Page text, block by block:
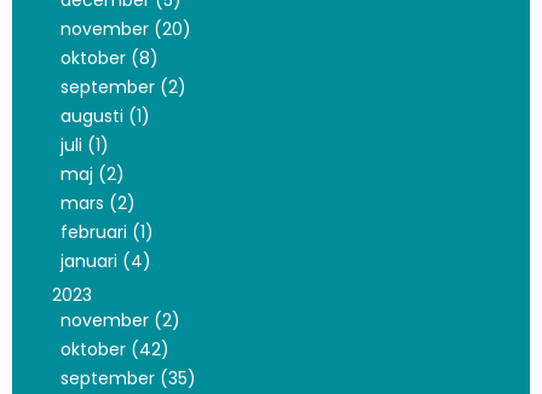
november (20)
oktober (8)
september (2)
augusti (1)
juli (1)
maj (2)
mars (2)
februari (1)
januari (4)
2023
november (2)
oktober (42)
september (35)